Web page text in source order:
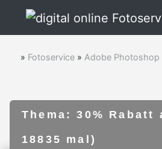
» Fotoservice » Adobe Photoshop
Thema: 30%
18835 mal)